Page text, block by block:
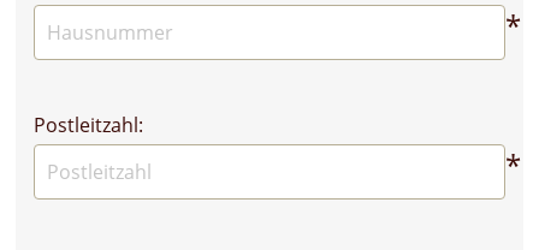
*
Postleitzahl:
*